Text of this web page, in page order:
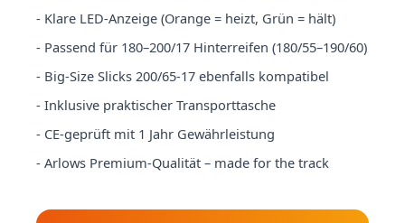
- Klare LED-Anzeige (Orange = heizt, Grün = hält)
- Passend für 180–200/17 Hinterreifen (180/55–190/60)
- Big-Size Slicks 200/65-17 ebenfalls kompatibel
- Inklusive praktischer Transporttasche
- CE-geprüft mit 1 Jahr Gewährleistung
- Arlows Premium-Qualität – made for the track